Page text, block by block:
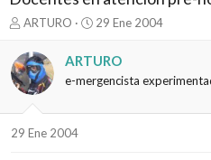
I
i
c
i
o
ARTURO
F
c
h
a
29 Ene 2004
ARTURO
e-mergencista
29 Ene 2004